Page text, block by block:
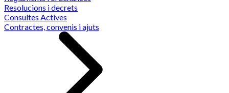
Resolucions i decrets
Consultes Actives
Contractes, convenis i ajuts